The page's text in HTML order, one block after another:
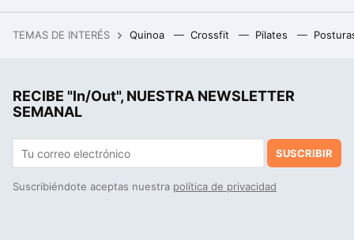
TEMAS DE INTERÉS Quinoa Crossfit Pilates
RECIBE "In/Out", NUESTRA NEWSLETTER
SEMANAL
SUSCRIBIR
Suscribiéndote aceptas nuestra política de privacidad